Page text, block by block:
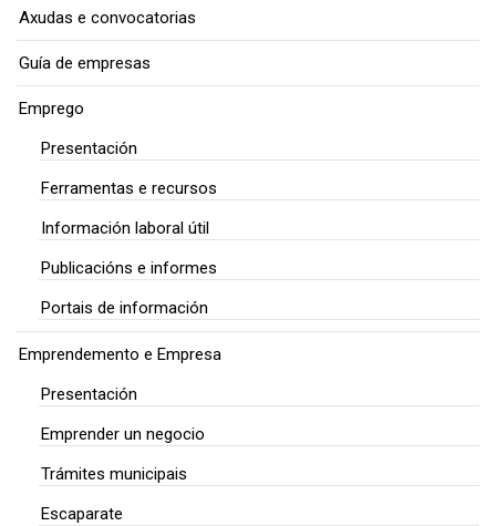
Axudas e convocatorias
Guía de empresas
Emprego
Presentación
Ferramentas e recursos
Información laboral útil
Publicacións e informes
Portais de información
Emprendemento e Empresa
Presentación
Emprender un negocio
Trámites municipais
Escaparate